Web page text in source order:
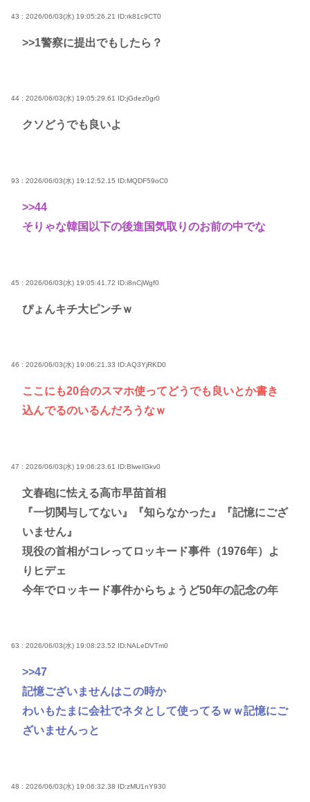
43 : 2026/06/03(水) 19:05:26.21 ID:rk81c9CT0
>>1警察に提出でもしたら？
44 : 2026/06/03(水) 19:05:29.61 ID:jGdez0gr0
クソどうでも良いよ
93 : 2026/06/03(水) 19:12:52.15 ID:MQDF59oC0
>>44
そりゃな韓国以下の後進国気取りのお前の中でな
45 : 2026/06/03(水) 19:05:41.72 ID:i8nCjWgf0
ぴょんキチ大ピンチｗ
46 : 2026/06/03(水) 19:06:21.33 ID:AQ3YjRKD0
ここにも20台のスマホ使ってどうでも良いとか書き
込んでるのいるんだろうなｗ
47 : 2026/06/03(水) 19:06:23.61 ID:BlweIGkv0
文春砲に怯える高市早苗首相
『一切関与してない』『知らなかった』『記憶にござ
いません』
現役の首相がコレってロッキード事件（1976年）よ
りヒデェ
今年でロッキード事件からちょうど50年の記念の年
63 : 2026/06/03(水) 19:08:23.52 ID:NALeDVTm0
>>47
記憶ございませんはこの時か
わいもたまに会社でネタとして使ってるｗｗ記憶にご
ざいませんっと
48 : 2026/06/03(水) 19:06:32.38 ID:zMU1nY930